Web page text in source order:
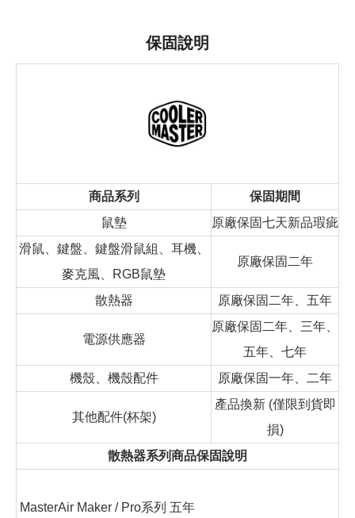
保固說明
商品系列
保固期間
鼠墊
原廠保固七天新品瑕疵
滑鼠、鍵盤、鍵盤滑鼠組、耳機、
麥克風、RGB鼠墊
原廠保固二年
散熱器 原廠保固二年、五年
電源供應器
原廠保固二年、三年、
五年、七年
機殼、機殼配件
原廠保固一年、二年
其他配件(杯架)
產品換新 (僅限到貨即
損)
散熱器系列商品保固說明
MasterAir Maker / Pro系列 五年